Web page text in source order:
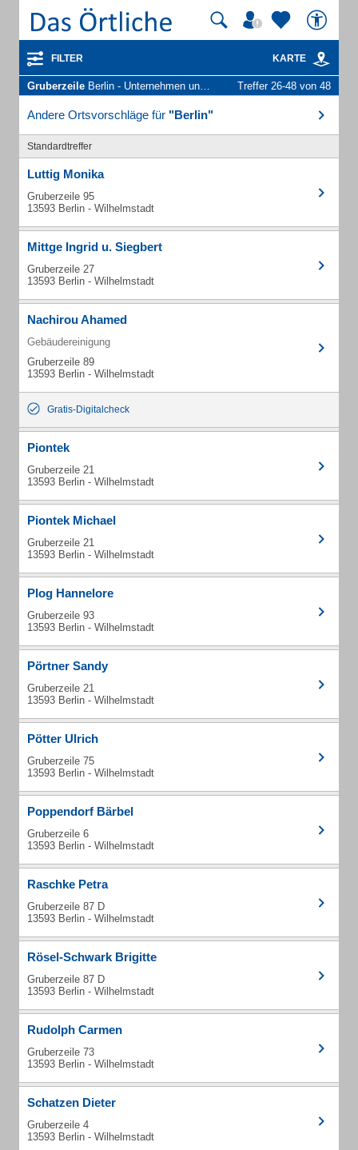
FILTER KARTE
Gruberzeile Berlin - Unternehmen und Personen Treffer 26-48 von 48
Andere Ortsvorschläge für "Berlin"
Standardtreffer
Luttig Monika
Gruberzeile 95
13593 Berlin - Wilhelmstadt
Mittge Ingrid u. Siegbert
Gruberzeile 27
13593 Berlin - Wilhelmstadt
Nachirou Ahamed
Gebäudereinigung
Gruberzeile 89
13593 Berlin - Wilhelmstadt
Gratis-Digitalcheck
Piontek
Gruberzeile 21
13593 Berlin - Wilhelmstadt
Piontek Michael
Gruberzeile 21
13593 Berlin - Wilhelmstadt
Plog Hannelore
Gruberzeile 93
13593 Berlin - Wilhelmstadt
Pörtner Sandy
Gruberzeile 21
13593 Berlin - Wilhelmstadt
Pötter Ulrich
Gruberzeile 75
13593 Berlin - Wilhelmstadt
Poppendorf Bärbel
Gruberzeile 6
13593 Berlin - Wilhelmstadt
Raschke Petra
Gruberzeile 87 D
13593 Berlin - Wilhelmstadt
Rösel-Schwark Brigitte
Gruberzeile 87 D
13593 Berlin - Wilhelmstadt
Rudolph Carmen
Gruberzeile 73
13593 Berlin - Wilhelmstadt
Schatzen Dieter
Gruberzeile 4
13593 Berlin - Wilhelmstadt